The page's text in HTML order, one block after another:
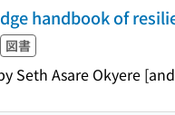
handbook of
図書
Seth Asare Okyere